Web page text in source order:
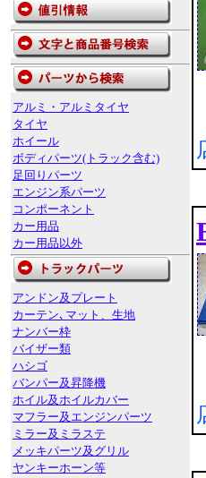
アルミ・アルミタイヤ
タイヤ
ホイール
ボディパーツ(トラック含む)
足回りパーツ
エンジン系パーツ
コンポーネント
カー用品
カー用品以外
アンドン及プレート
カーテン､マット、生地
ナンバー枠
バイザー類
ハシゴ
バンパー及昇降機
ホイル及ホイルカバー
マフラー及エンジンパーツ
ミラー及ミラステ
メッキパーツ及グリル
ヤンキーホーン等